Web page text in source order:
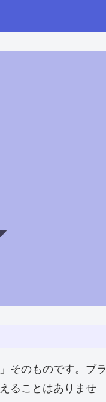
そのものです。ブラ
ることはありませ